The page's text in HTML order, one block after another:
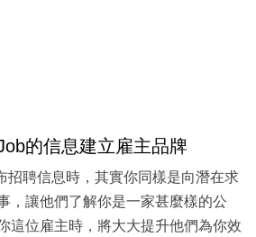
的信息建立雇主品牌
招聘信息時，其實你同樣是向潛在求
，讓他們了解你是一家甚麼樣的公
這位雇主時，將大大提升他們為你效